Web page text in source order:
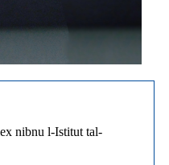
nibnu l-Istitut tal-